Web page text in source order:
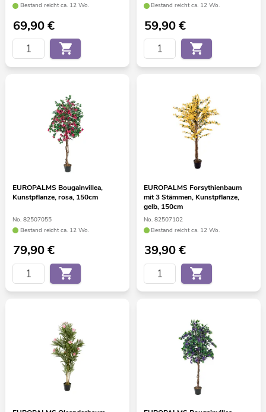
Bestand reicht ca. 12 Wo.
69,90€
Bestand reicht ca. 12 Wo.
59,90€
EUROPALMS Bougainvillea,
Kunstpflanze, rosa, 150cm
No. 82507055
Bestand reicht ca. 12 Wo.
79,90€
EUROPALMS Forsythienbaum
mit 3 Stämmen, Kunstpflanze,
gelb, 150cm
No. 82507102
Bestand reicht ca. 12 Wo.
39,90€